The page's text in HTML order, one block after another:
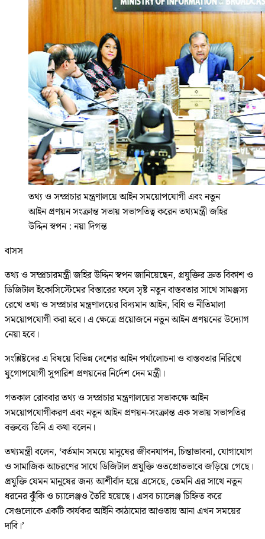
তথ্য ও সম্প্রচার মন্ত্রণালয়ে আইন সময়োপযোগী এবং নতুন
আইন প্রণয়ন সংক্রান্ত সভায় সভাপতিত্ব করেন তথ্যমন্ত্রী জহির
উদ্দিন স্বপন : নয়া দিগন্ত
বাসস
তথ্য ও সম্প্রচারমন্ত্রী জহির উদ্দিন স্বপন জানিয়েছেন, প্রযুক্তির দ্রুত বিকাশ ও
ডিজিটাল ইকোসিস্টেমের বিস্তারের ফলে সৃষ্ট নতুন বাস্তবতার সাথে সামঞ্জস্য
রেখে তথ্য ও সম্প্রচার মন্ত্রণালয়ের বিদ্যমান আইন, বিধি ও নীতিমালা
সময়োপযোগী করা হবে। এ ক্ষেত্রে প্রয়োজনে নতুন আইন প্রণয়নের উদ্যোগ
নেয়া হবে।
সংশ্লিষ্টদের এ বিষয়ে বিভিন্ন দেশের আইন পর্যালোচনা ও বাস্তবতার নিরিখে
যুগোপযোগী সুপারিশ প্রণয়নের নির্দেশ দেন মন্ত্রী।
গতকাল রোববার তথ্য ও সম্প্রচার মন্ত্রণালয়ের সভাকক্ষে আইন
সময়োপযোগীকরণ এবং নতুন আইন প্রণয়ন-সংক্রান্ত এক সভায় সভাপতির
বক্তব্যে তিনি এ কথা বলেন।
তথ্যমন্ত্রী বলেন, ‘বর্তমান সময়ে মানুষের জীবনযাপন, চিন্তাভাবনা, যোগাযোগ
ও সামাজিক আচরণের সাথে ডিজিটাল প্রযুক্তি ওতপ্রোতভাবে জড়িয়ে গেছে।
প্রযুক্তি যেমন মানুষের জন্য আশীর্বাদ হয়ে এসেছে, তেমনি এর সাথে নতুন
ধরনের ঝুঁঁকি ও চ্যালেঞ্জও তৈরি হয়েছে। এসব চ্যালেঞ্জ চিহ্নিত করে
সেগুলোকে একটি কার্যকর আইনি কাঠামোর আওতায় আনা এখন সময়ের
দাবি।’